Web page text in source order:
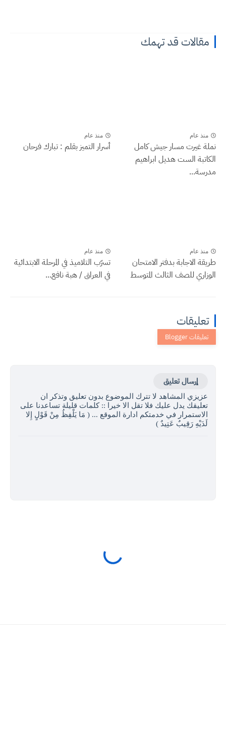
مقالات قد تهمك
منذ عام
نملة غيرت مسار جيش كامل
الكاتبة الست هديل ابراهيم
مدرسة...
منذ عام
أسرار التميز بقلم : تبارك فرحان
منذ عام
طريقة الاجابة بدفتر الامتحان
الوزاري للصف الثالث المتوسط
منذ عام
تسرّب التلاميذ في المرحلة الابتدائية
في العراق / هبة نافع...
تعليقات
إرسال تعليق
عزيزي المشاهد لا تترك الموضوع بدون تعليق وتذكر ان
تعليقك يدل عليك فلا تقل الا خيرا :: كلمات قليلة تساعدنا على
الاستمرار في خدمتكم ادارة الموقع ... ( مَا يَلْفِظُ مِنْ قَوْلٍ إِلا
لَدَيْهِ رَقِيبٌ عَتِيدٌ )